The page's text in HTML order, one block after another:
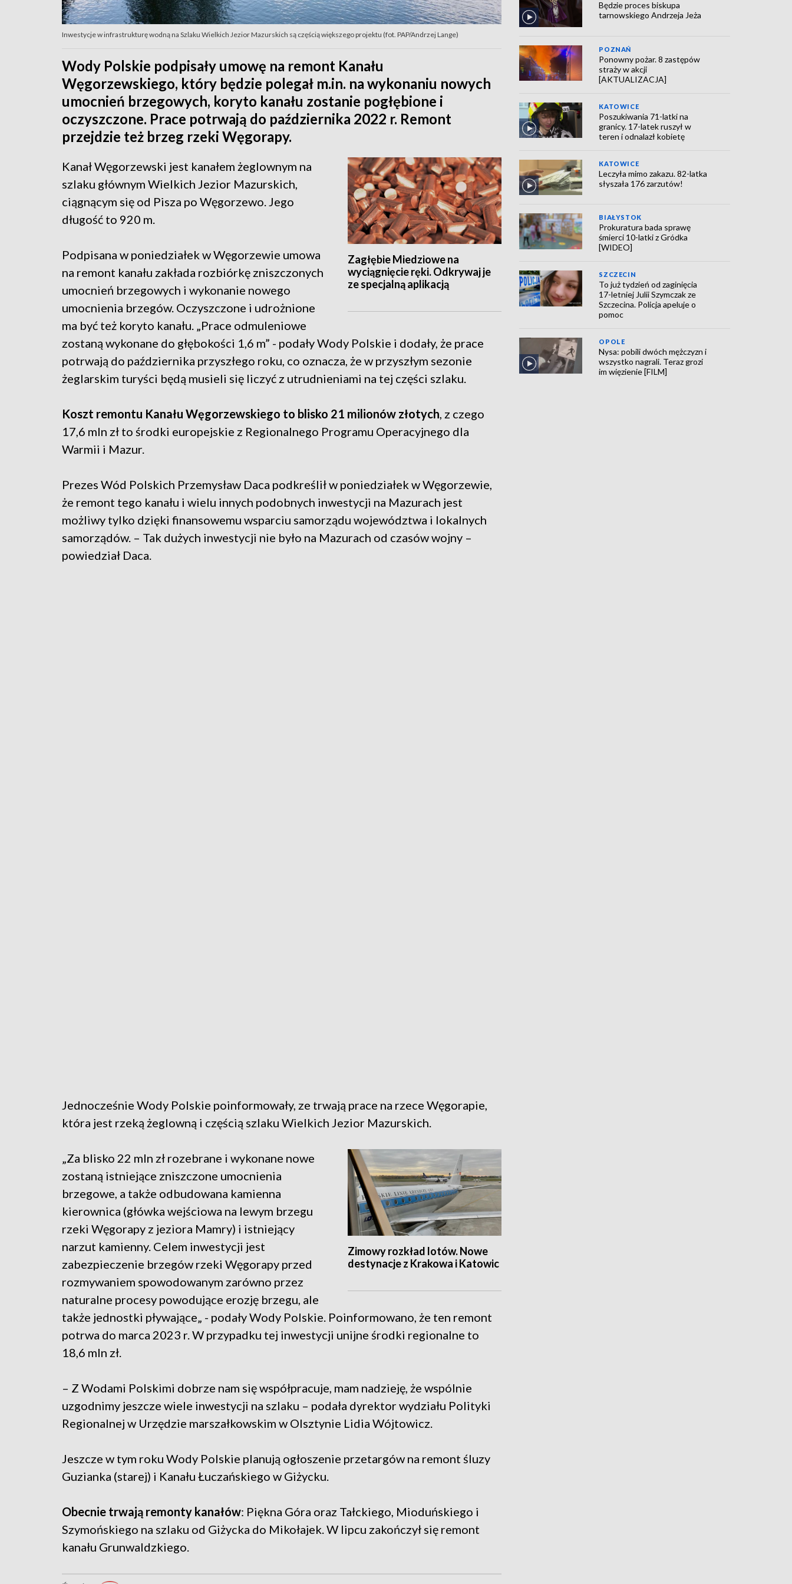
Inwestycje w infrastrukturę wodną na Szlaku Wielkich Jezior Mazurskich są częścią większego projektu (fot. PAP/Andrzej Lange)
Wody Polskie podpisały umowę na remont Kanału
Węgorzewskiego, który będzie polegał m.in. na wykonaniu nowych
umocnień brzegowych, koryto kanału zostanie pogłębione i
oczyszczone. Prace potrwają do października 2022 r. Remont
przejdzie też brzeg rzeki Węgorapy.
Zagłębie Miedziowe na
wyciągnięcie ręki. Odkrywaj je
ze specjalną aplikacją
Kanał Węgorzewski jest kanałem żeglownym na
szlaku głównym Wielkich Jezior Mazurskich,
ciągnącym się od Pisza po Węgorzewo. Jego
długość to 920 m.
Podpisana w poniedziałek w Węgorzewie umowa
na remont kanału zakłada rozbiórkę zniszczonych
umocnień brzegowych i wykonanie nowego
umocnienia brzegów. Oczyszczone i udrożnione
ma być też koryto kanału. „Prace odmuleniowe
zostaną wykonane do głębokości 1,6 m” - podały Wody Polskie i dodały, że prace
potrwają do października przyszłego roku, co oznacza, że w przyszłym sezonie
żeglarskim turyści będą musieli się liczyć z utrudnieniami na tej części szlaku.
Koszt remontu Kanału Węgorzewskiego to blisko 21 milionów złotych, z czego
17,6 mln zł to środki europejskie z Regionalnego Programu Operacyjnego dla
Warmii i Mazur.
Prezes Wód Polskich Przemysław Daca podkreślił w poniedziałek w Węgorzewie,
że remont tego kanału i wielu innych podobnych inwestycji na Mazurach jest
możliwy tylko dzięki finansowemu wsparciu samorządu województwa i lokalnych
samorządów. – Tak dużych inwestycji nie było na Mazurach od czasów wojny –
powiedział Daca.
Jednocześnie Wody Polskie poinformowały, ze trwają prace na rzece Węgorapie,
która jest rzeką żeglowną i częścią szlaku Wielkich Jezior Mazurskich.
Zimowy rozkład lotów. Nowe
destynacje z Krakowa i Katowic
„Za blisko 22 mln zł rozebrane i wykonane nowe
zostaną istniejące zniszczone umocnienia
brzegowe, a także odbudowana kamienna
kierownica (główka wejściowa na lewym brzegu
rzeki Węgorapy z jeziora Mamry) i istniejący
narzut kamienny. Celem inwestycji jest
zabezpieczenie brzegów rzeki Węgorapy przed
rozmywaniem spowodowanym zarówno przez
naturalne procesy powodujące erozję brzegu, ale
także jednostki pływające„ - podały Wody Polskie. Poinformowano, że ten remont
potrwa do marca 2023 r. W przypadku tej inwestycji unijne środki regionalne to
18,6 mln zł.
– Z Wodami Polskimi dobrze nam się współpracuje, mam nadzieję, że wspólnie
uzgodnimy jeszcze wiele inwestycji na szlaku – podała dyrektor wydziału Polityki
Regionalnej w Urzędzie marszałkowskim w Olsztynie Lidia Wójtowicz.
Jeszcze w tym roku Wody Polskie planują ogłoszenie przetargów na remont śluzy
Guzianka (starej) i Kanału Łuczańskiego w Giżycku.
Obecnie trwają remonty kanałów: Piękna Góra oraz Tałckiego, Mioduńskiego i
Szymońskiego na szlaku od Giżycka do Mikołajek. W lipcu zakończył się remont
kanału Grunwaldzkiego.
Będzie proces biskupa
tarnowskiego Andrzeja Jeża
POZNAŃ
Ponowny pożar. 8 zastępów
straży w akcji
[AKTUALIZACJA]
KATOWICE
Poszukiwania 71-latki na
granicy. 17-latek ruszył w
teren i odnalazł kobietę
KATOWICE
Leczyła mimo zakazu. 82-latka
słyszała 176 zarzutów!
BIAŁYSTOK
Prokuratura bada sprawę
śmierci 10-latki z Gródka
[WIDEO]
SZCZECIN
To już tydzień od zaginięcia
17-letniej Julii Szymczak ze
Szczecina. Policja apeluje o
pomoc
OPOLE
Nysa: pobili dwóch mężczyzn i
wszystko nagrali. Teraz grozi
im więzienie [FILM]